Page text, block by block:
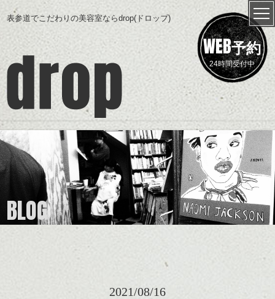
表参道でこだわりの美容室ならdrop(ドロップ)
WEB予約
24時間受付中
BLOG
2021/08/16